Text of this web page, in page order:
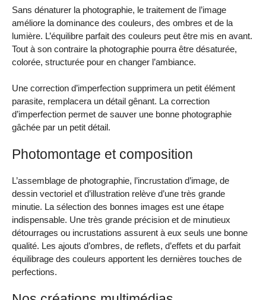
Sans dénaturer la photographie, le traitement de l’image
améliore la dominance des couleurs, des ombres et de la
lumière. L’équilibre parfait des couleurs peut être mis en avant.
Tout à son contraire la photographie pourra être désaturée,
colorée, structurée pour en changer l’ambiance.
Une correction d’imperfection supprimera un petit élément
parasite, remplacera un détail gênant. La correction
d’imperfection permet de sauver une bonne photographie
gâchée par un petit détail.
Photomontage et composition
L’assemblage de photographie, l’incrustation d’image, de
dessin vectoriel et d’illustration relève d’une très grande
minutie. La sélection des bonnes images est une étape
indispensable. Une très grande précision et de minutieux
détourrages ou incrustations assurent à eux seuls une bonne
qualité. Les ajouts d’ombres, de reflets, d’effets et du parfait
équilibrage des couleurs apportent les dernières touches de
perfections.